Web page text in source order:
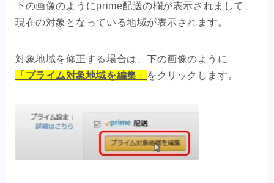
下の画像のようにprime配送の欄が表示されまして、
現在の対象となっている地域が表示されます。
対象地域を修正する場合は、下の画像のように
「プライム対象地域を編集」
をクリックします。